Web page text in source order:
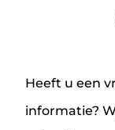
Heeft u een
informatie?